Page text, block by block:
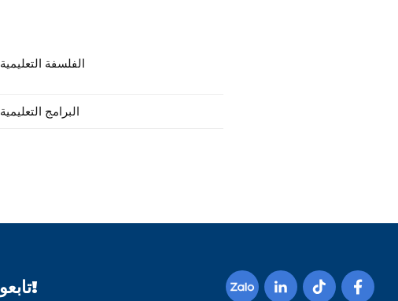
الفلسفة التعليمية
البرامج التعليمية
تابعونا!